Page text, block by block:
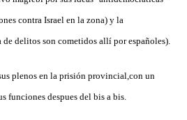
contra Israel en la zona) y la
delitos son cometidos allí por españoles).
plenos en la prisión provincial,con un
funciones despues del bis a bis.